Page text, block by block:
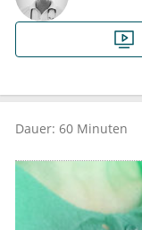
Dauer: 60 Minuten